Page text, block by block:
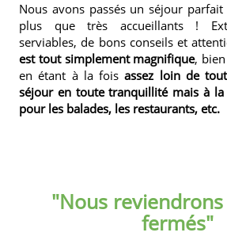
Nous avons passés un séjour
plus que très accueillants !
serviables, de bons conseils et
est tout simplement magnifique,
en étant à la foisassez loin de
séjour en toute tranquillité mais à
pour les balades, les restaurants, etc.
"Nous
fermés"